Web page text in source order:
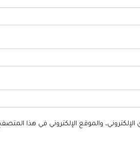
والموقع الإلكتروني في هذا